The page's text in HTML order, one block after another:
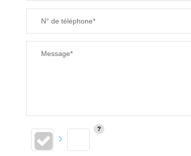
N° de téléphone*
Message*